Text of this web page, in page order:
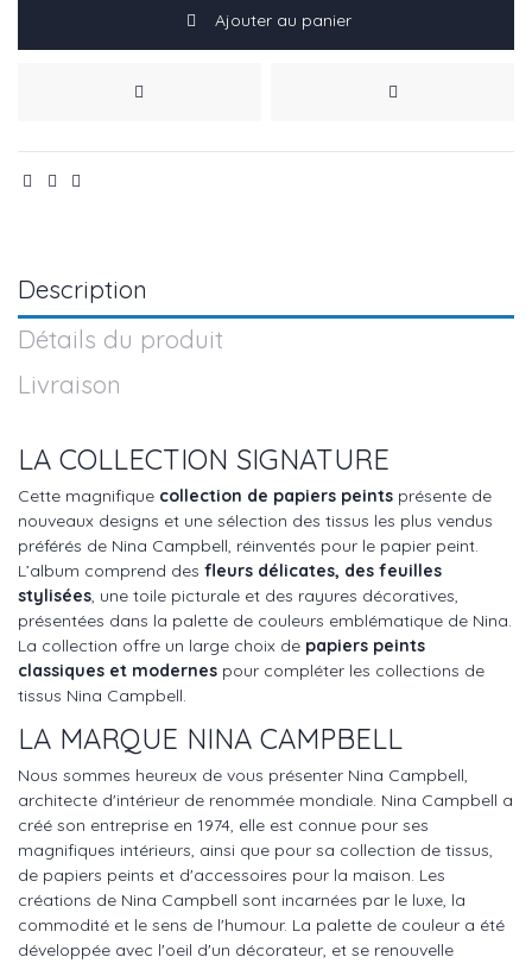
Ajouter au panier
Description
Détails du produit
Livraison
LA COLLECTION SIGNATURE
Cette magnifique collection de papiers peints présente de
nouveaux designs et une sélection des tissus les plus vendus
préférés de Nina Campbell, réinventés pour le papier peint.
L’album comprend des fleurs délicates, des feuilles
stylisées, une toile picturale et des rayures décoratives,
présentées dans la palette de couleurs emblématique de Nina.
La collection offre un large choix de papiers peints
classiques et modernes pour compléter les collections de
tissus Nina Campbell.
LA MARQUE NINA CAMPBELL
Nous sommes heureux de vous présenter Nina Campbell,
architecte d'intérieur de renommée mondiale. Nina Campbell a
créé son entreprise en 1974, elle est connue pour ses
magnifiques intérieurs, ainsi que pour sa collection de tissus,
de papiers peints et d'accessoires pour la maison. Les
créations de Nina Campbell sont incarnées par le luxe, la
commodité et le sens de l'humour. La palette de couleur a été
développée avec l'oeil d'un décorateur, et se renouvelle